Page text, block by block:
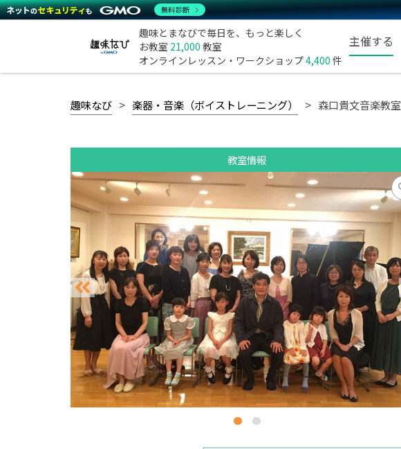
趣味とまなびで毎日を、もっと楽しく
お教室 21,000 教室
オンラインレッスン・ワークショップ4,400 件
主催する
趣味なび 楽器・音楽（ボイストレーニング） 森口貴文音楽教室
教室情報
無料診断